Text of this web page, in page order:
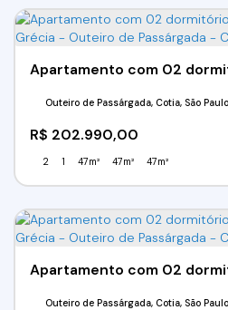
R$ 202.990,00
Outeiro de Passárgada, Cotia, São
2 1 47m² 47m² 47m²
Outeiro de Passárgada, Cotia, São